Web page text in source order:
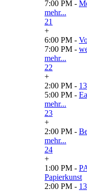
7:00 PM -
mehr...
21
+
6:00 PM -
7:00 PM -
mehr...
22
+
2:00 PM -
5:00 PM -
mehr...
23
+
2:00 PM -
mehr...
24
+
1:00 PM -
Papierkunst
2:00 PM -